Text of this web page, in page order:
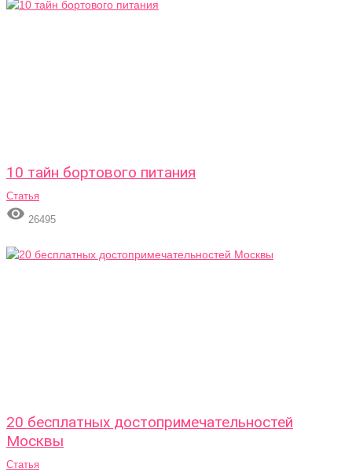
10 тайн бортового питания
Статья
 26495
20 бесплатных достопримечательностей
Москвы
Статья